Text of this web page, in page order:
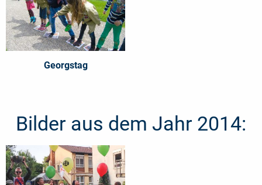
Georgstag
Bilder aus dem Jahr 2014: